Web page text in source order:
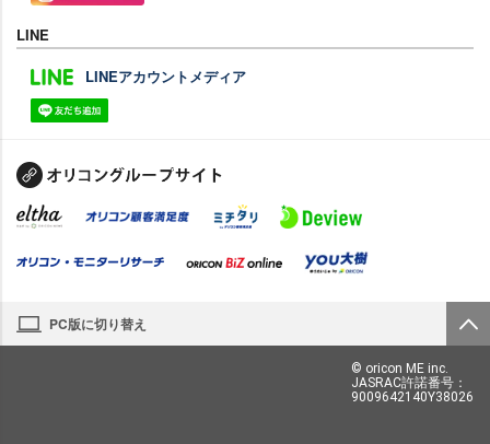
LINE
LINEアカウントメディア
PC版に切り替え
© oricon ME inc.
JASRAC許諾番号：
9009642140Y38026